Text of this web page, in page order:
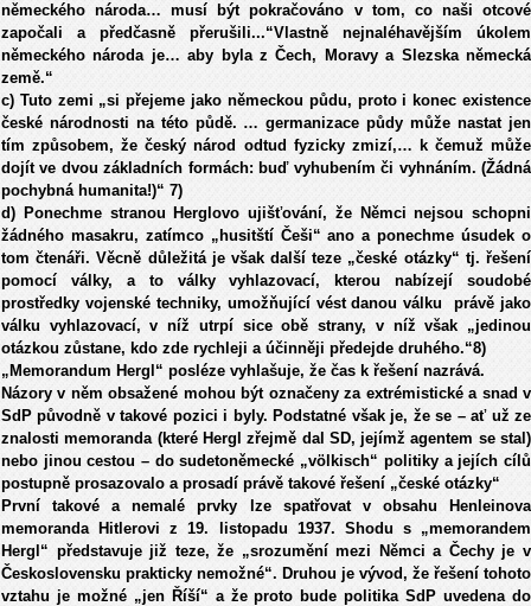
německého národa… musí být pokračováno v tom, co naši otcové
započali a předčasně přerušili...“Vlastně nejnaléhavějším úkolem
německého národa je… aby byla z Čech, Moravy a Slezska německá
země.“
c) Tuto zemi „si přejeme jako německou půdu, proto i konec existence
české národnosti na této půdě. … germanizace půdy může nastat jen
tím způsobem, že český národ odtud fyzicky zmizí,… k čemuž může
dojít ve dvou základních formách: buď vyhubením či vyhnáním. (Žádná
pochybná humanita!)“ 7)
d) Ponechme stranou Herglovo ujišťování, že Němci nejsou schopni
žádného masakru, zatímco „husitští Češi“ ano a ponechme úsudek o
tom čtenáři. Věcně důležitá je však další teze „české otázky“ tj. řešení
pomocí války, a to války vyhlazovací, kterou nabízejí soudobé
prostředky vojenské techniky, umožňující vést danou válku právě jako
válku vyhlazovací, v níž utrpí sice obě strany, v níž však „jedinou
otázkou zůstane, kdo zde rychleji a účinněji předejde druhého.“8)
„Memorandum Hergl“ posléze vyhlašuje, že čas k řešení nazrává.
Názory v něm obsažené mohou být označeny za extrémistické a snad v
SdP původně v takové pozici i byly. Podstatné však je, že se – ať už ze
znalosti memoranda (které Hergl zřejmě dal SD, jejímž agentem se stal)
nebo jinou cestou – do sudetoněmecké „völkisch“ politiky a jejích cílů
postupně prosazovalo a prosadí právě takové řešení „české otázky“
První takové a nemalé prvky lze spatřovat v obsahu Henleinova
memoranda Hitlerovi z 19. listopadu 1937. Shodu s „memorandem
Hergl“ představuje již teze, že „srozumění mezi Němci a Čechy je v
Československu prakticky nemožné“. Druhou je vývod, že řešení tohoto
vztahu je možné „jen Říší“ a že proto bude politika SdP uvedena do